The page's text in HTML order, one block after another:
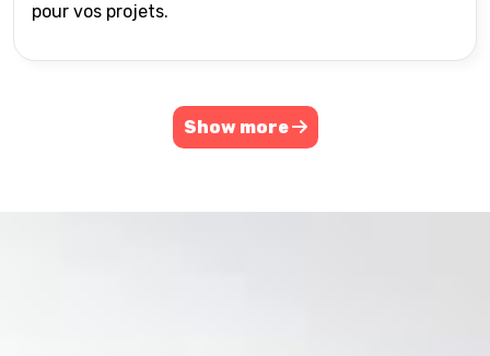
pour vos projets.
Show more